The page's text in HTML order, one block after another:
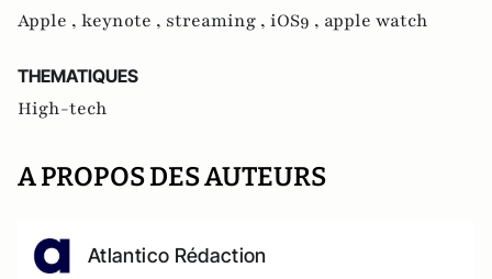
Apple , keynote , streaming , iOS9 , apple watch
THEMATIQUES
High-tech
A PROPOS DES AUTEURS
Atlantico Rédaction